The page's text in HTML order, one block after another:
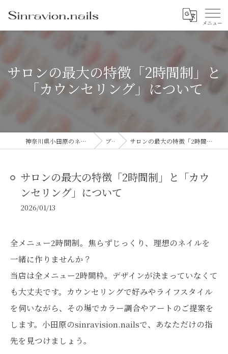
サロンの最大の特徴「2時間制」と
「カウンセリング」について
神奈川県小田原のネイルならsinravision.nails ブログ サロンの最大の特徴「2時間制」と「カウンセリング」について
サロンの最大の特徴「2時間制」と「カウ
ンセリング」について
2026/01/13
全メニュー2時間制。焦らずじっくり、理想のネイルを
一緒に作りませんか？
当店は全メニュー2時間枠。デザインが決まっていなくて
も大丈夫です。カウンセリングで好みやライフスタイル
を伺いながら、その場でカラー調合やアートのご提案を
します。小田原のsinravision.nailsで、あなただけの指
先を見つけましょう。